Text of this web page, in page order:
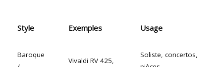
Style Exemples Usage
Baroque
Vivaldi RV 425,
Soliste, concertos,